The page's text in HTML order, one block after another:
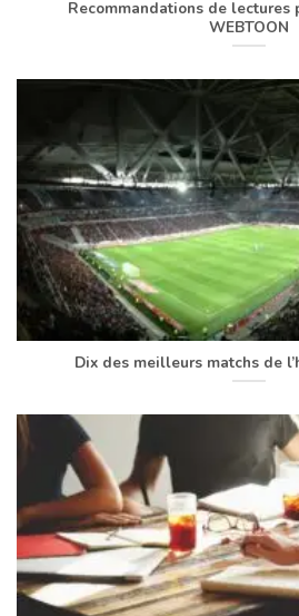
Recommandations de lectures
WEBTOON
Dix des meilleurs matchs de